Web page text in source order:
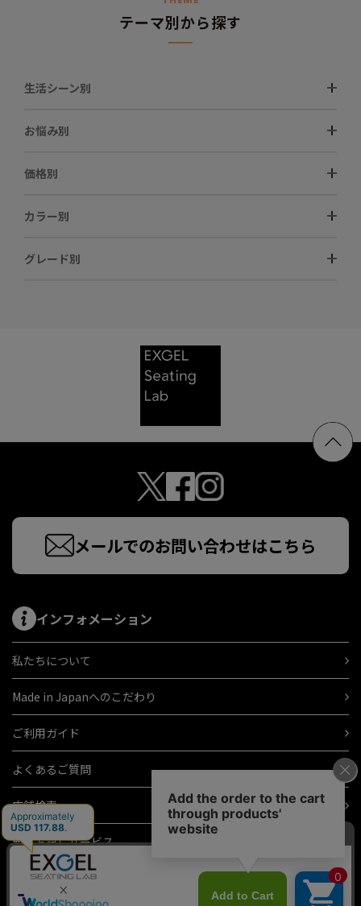
テーマ別から探す
生活シーン別
お悩み別
価格別
カラー別
グレード別
メールでのお問い合わせはこちら
インフォメーション
私たちについて
Made in Japanへのこだわり
ご利用ガイド
よくあるご質問
店舗検索
無料お試しサービス
ギフトラッピング